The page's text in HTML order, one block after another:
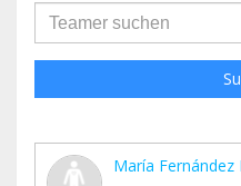
María Fernández